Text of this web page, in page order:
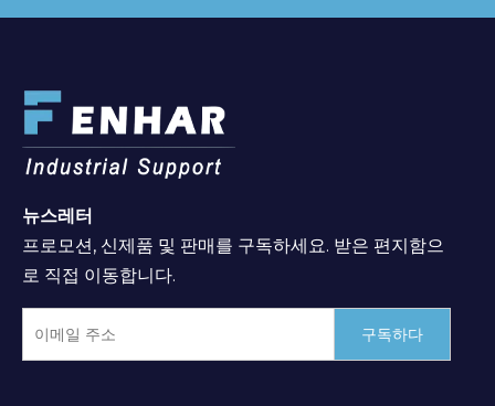
뉴스레터
프로모션, 신제품 및 판매를 구독하세요. 받은 편지함으
로 직접 이동합니다.
구독하다